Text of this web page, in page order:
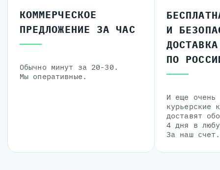
КОММЕРЧЕСКОЕ
ПРЕДЛОЖЕНИЕ ЗА ЧАС
Обычно минут за 20-30.
Мы оперативные.
И
ДОСТАВКА
ПО
И еще очень
курьерские
доставят
4 дня в
За наш счет.